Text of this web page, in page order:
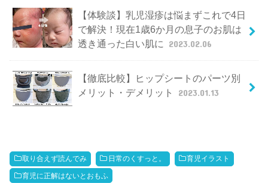
【体験談】乳児湿疹は悩まずこれで4日
で解決！現在1歳6か月の息子のお肌は
透き通った白い肌に
2023.02.06
【徹底比較】ヒップシートのパーツ別
メリット・デメリット
2023.01.13
取り合えず読んでみ 日常のくすっと。 育児イラスト
育児に正解はないとおもふ